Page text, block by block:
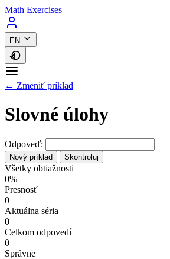
Math Exercises
EN
← Zmeniť príklad
Slovné úlohy
Odpoveď:
Nový príklad Skontroluj
Všetky obtiažnosti
0%
Presnosť
0
Aktuálna séria
0
Celkom odpovedí
0
Správne